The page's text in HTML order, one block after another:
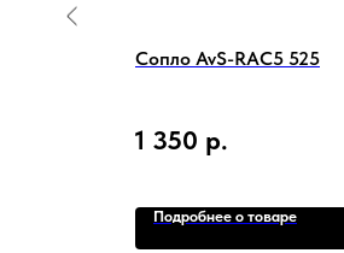
Сопло AvS-RAC5 525
1 350 р.
Подробнее о товаре